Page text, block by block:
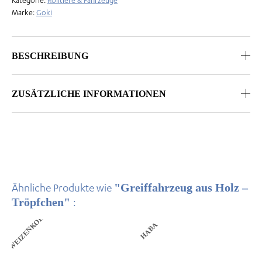
Marke:Goki
BESCHREIBUNG
ZUSÄTZLICHE INFORMATIONEN
Ähnliche Produkte wie "Greiffahrzeug aus Holz –
Tröpfchen" :
WEIZENKORN HABA